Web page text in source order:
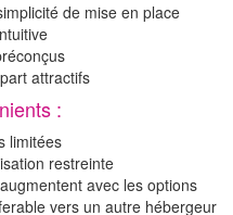
de mise en place
attractifs
:
limitées
restreinte
avec les options
vers un autre hébergeur